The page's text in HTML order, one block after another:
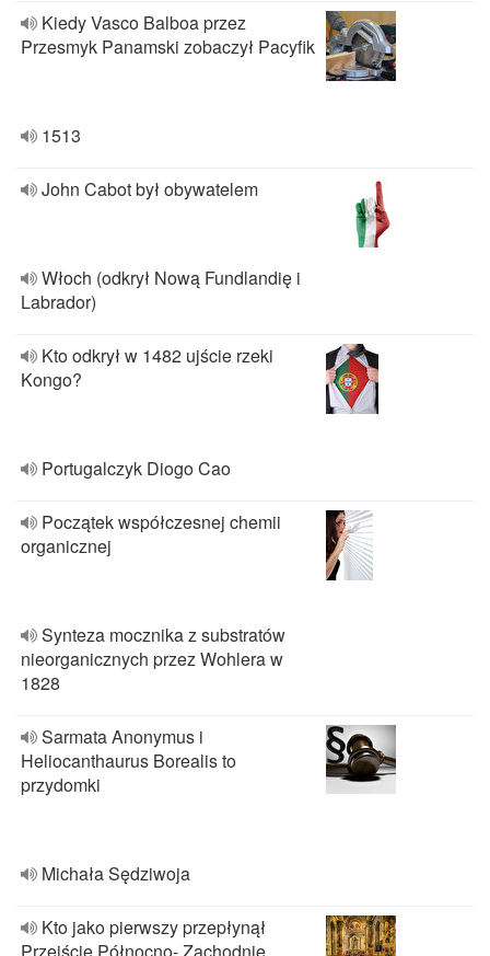
Kiedy Vasco Balboa przez
Przesmyk Panamski zobaczył Pacyfik
1513
John Cabot był obywatelem
Włoch (odkrył Nową Fundlandię i
Labrador)
Kto odkrył w 1482 ujście rzeki
Kongo?
Portugalczyk Diogo Cao
Początek współczesnej chemii
organicznej
Synteza mocznika z substratów
nieorganicznych przez Wohlera w
1828
Sarmata Anonymus i
Heliocanthaurus Borealis to
przydomki
Michała Sędziwoja
Kto jako pierwszy przepłynął